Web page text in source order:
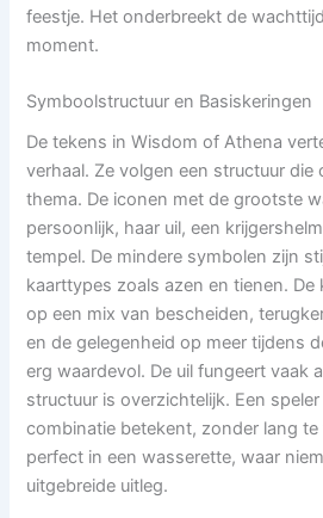
feestje. Het onderbreekt de
moment.
Symboolstructuur en Basiskeringen
De tekens in Wisdom of Athena
verhaal. Ze volgen een structuur
thema. De iconen met de grootste
persoonlijk, haar uil, een
tempel. De mindere symbolen zijn
kaarttypes zoals azen en tienen.
op een mix van bescheiden,
en de gelegenheid op meer tijdens
erg waardevol. De uil fungeert vaak
structuur is overzichtelijk. Een
combinatie betekent, zonder lang te
perfect in een wasserette, waar
uitgebreide uitleg.